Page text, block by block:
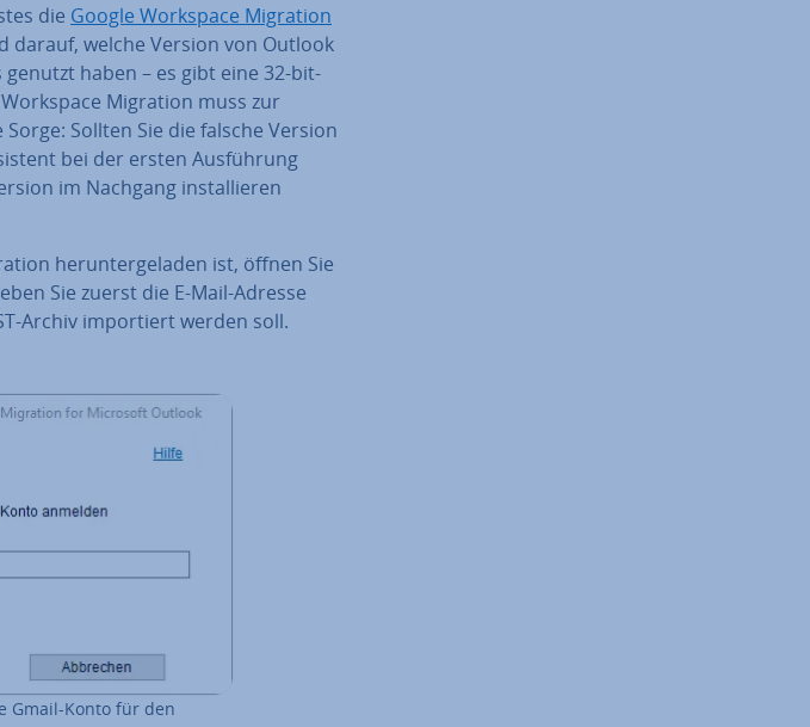
die Google Workspace Migration
darauf, welche Version von Outlook
genutzt haben – es gibt eine 32-bit-
Migration muss zur
Sollten Sie die falsche Version
bei der ersten Aus­füh­rung
im Nachgang in­stal­lie­ren
her­un­ter­ge­la­den ist, öffnen Sie
Sie zuerst die E-Mail-Adresse
Archiv im­por­tiert werden soll.
Gmail-Konto für den